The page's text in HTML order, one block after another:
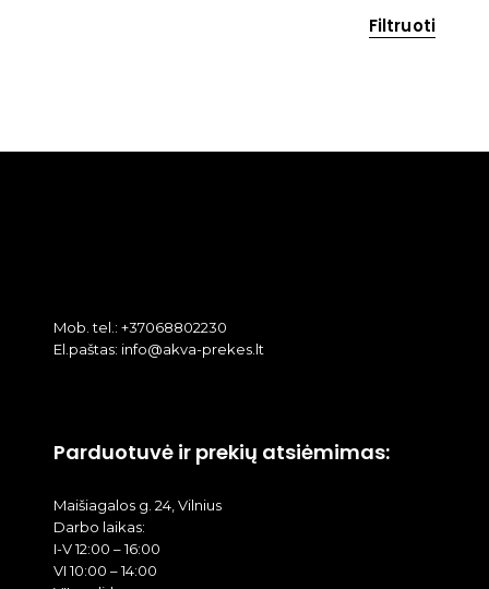
Filtruoti
Mob. tel.: +37068802230
El.paštas: info@akva-prekes.lt
Parduotuvė ir prekių atsiėmimas:
Maišiagalos g. 24, Vilnius
Darbo laikas:
I-V 12:00 – 16:00
VI 10:00 – 14:00